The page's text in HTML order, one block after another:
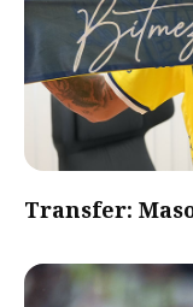
Transfer: